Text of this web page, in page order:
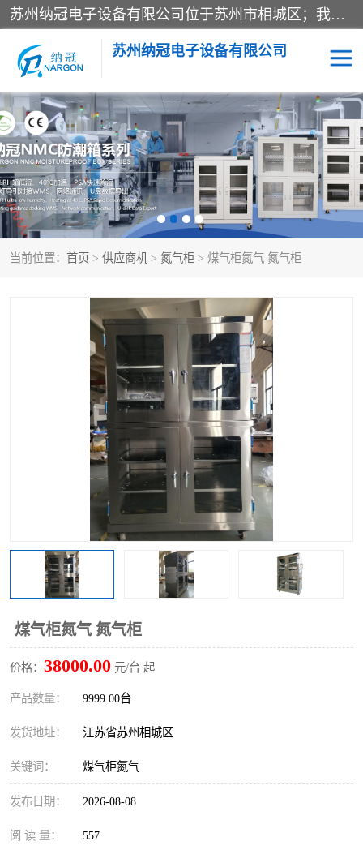
苏州纳冠电子设备有限公司位于苏州市相城区；我司依托国外先进技术结合国内用户的需求，为客户提供具有WMS功能的超低湿快速除湿电子防潮，压缩空气连续干燥柜、智能物料管理氮气储物柜、自制氮氮气柜、防潮氮气组合柜、不锈钢洁净氮气柜、洁净储物柜、石墨舟柜、亮灯导引丝网板存储柜、PCB柔性板气密干燥柜等
苏州纳冠电子设备有限公司
当前位置： 首页 > 供应商机 > 氮气柜 > 煤气柜氮气 氮气柜
煤气柜氮气 氮气柜
价格： 38000.00 元/台 起
产品数量： 9999.00台
发货地址： 江苏省苏州相城区
关键词： 煤气柜氮气
发布日期： 2026-08-08
阅 读 量： 557
电子防潮箱 氮气柜
智能料架 干燥箱